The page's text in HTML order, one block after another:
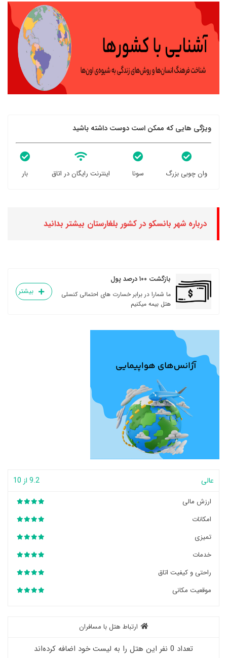
ویژگی هایی که ممکن است دوست داشته باشید
وان چوبی بزرگ سونا اینترنت رایگان در اتاق بار
درباره شهر بانسکو در کشور بلغارستان بیشتر بدانید
بازگشت ۱۰۰ درصد پول
ما شمارا در برابر خسارت های احتمالی کنسلی
هتل بیمه میکنیم
بیشتر
عالی 9.2 از 10
ارزش مالی
امکانات
تمیزی
خدمات
راحتی و کیفیت اتاق
موقعیت مکانی
ارتباط هتل با مسافران
تعداد 0 نفر این هتل را به لیست خود اضافه کرده‌اند